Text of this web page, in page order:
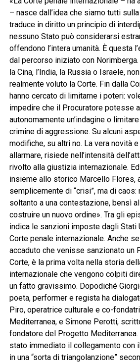
– nasce dall’idea che siamo tutti
traduce in diritto un principio di
nessuno Stato può considerarsi
offendono l’intera umanità. È questa
dal percorso iniziato con
la Cina, l’India, la Russia o Israele,
realmente voluto la Corte. Fin dalla
hanno cercato di limitarne i poteri:
impedire che il Procuratore potesse
autonomamente un’indagine o
crimine di aggressione. Su alcuni
modifiche, su altri no. La vera novità
allarmare, risiede nell’intensità
rivolto alla giustizia internazionale.
insieme allo storico Marcello Flores,
semplicemente di “crisi”, ma di
soltanto a una contestazione, bensì
costruire un nuovo ordine». Tra gli
indica le sanzioni imposte dagli Stati
Corte penale internazionale. Anche
accaduto che venisse sanzionato un
Corte, è la prima volta nella storia
internazionale che vengono colpiti
un fatto gravissimo. Dopodiché
poeta, performer e regista ha
Piro, operatrice culturale e co-
Mediterranea, e Simone Perotti,
fondatore del Progetto
stato immediato il collegamento con
in una “sorta di triangolanzione”